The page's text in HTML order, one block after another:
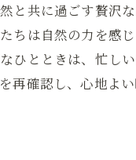
自然が教えてく
ぶどう販売を通じて
地域とのつなが
消費者との信頼
と共に過ごす贅沢
ちは自然の力を感
ひとときは、忙し
確認し、心地よい